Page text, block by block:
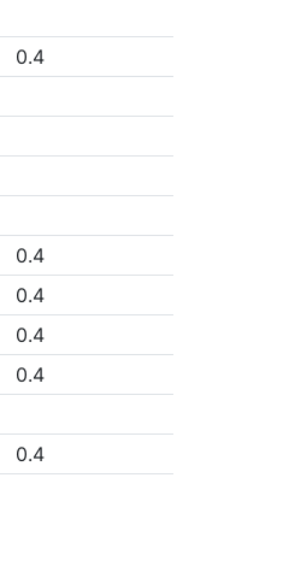
0.4
0.4
0.4
0.4
0.4
0.4